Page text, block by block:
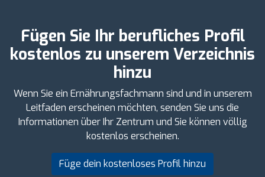
Fügen Sie Ihr berufliches Profil
kostenlos zu unserem Verzeichnis
hinzu
Wenn Sie ein Ernährungsfachmann sind und in unserem
Leitfaden erscheinen möchten, senden Sie uns die
Informationen über Ihr Zentrum und Sie können völlig
kostenlos erscheinen.
Füge dein kostenloses Profil hinzu